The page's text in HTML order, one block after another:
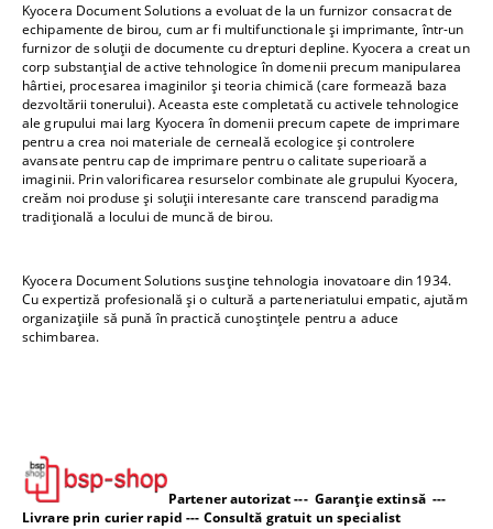
Kyocera Document Solutions a evoluat de la un furnizor consacrat de
echipamente de birou, cum ar fi multifunctionale și imprimante, într-un
furnizor de soluții de documente cu drepturi depline. Kyocera a creat un
corp substanțial de active tehnologice în domenii precum manipularea
hârtiei, procesarea imaginilor și teoria chimică (care formează baza
dezvoltării tonerului). Aceasta este completată cu activele tehnologice
ale grupului mai larg Kyocera în domenii precum capete de imprimare
pentru a crea noi materiale de cerneală ecologice și controlere
avansate pentru cap de imprimare pentru o calitate superioară a
imaginii. Prin valorificarea resurselor combinate ale grupului Kyocera,
creăm noi produse și soluții interesante care transcend paradigma
tradițională a locului de muncă de birou.
Kyocera Document Solutions susține tehnologia inovatoare din 1934.
Cu expertiză profesională și o cultură a parteneriatului empatic, ajutăm
organizațiile să pună în practică cunoștințele pentru a aduce
schimbarea.
Partener autorizat --- Garanție extinsă ---
Livrare prin curier rapid --- Consultă gratuit un specialist